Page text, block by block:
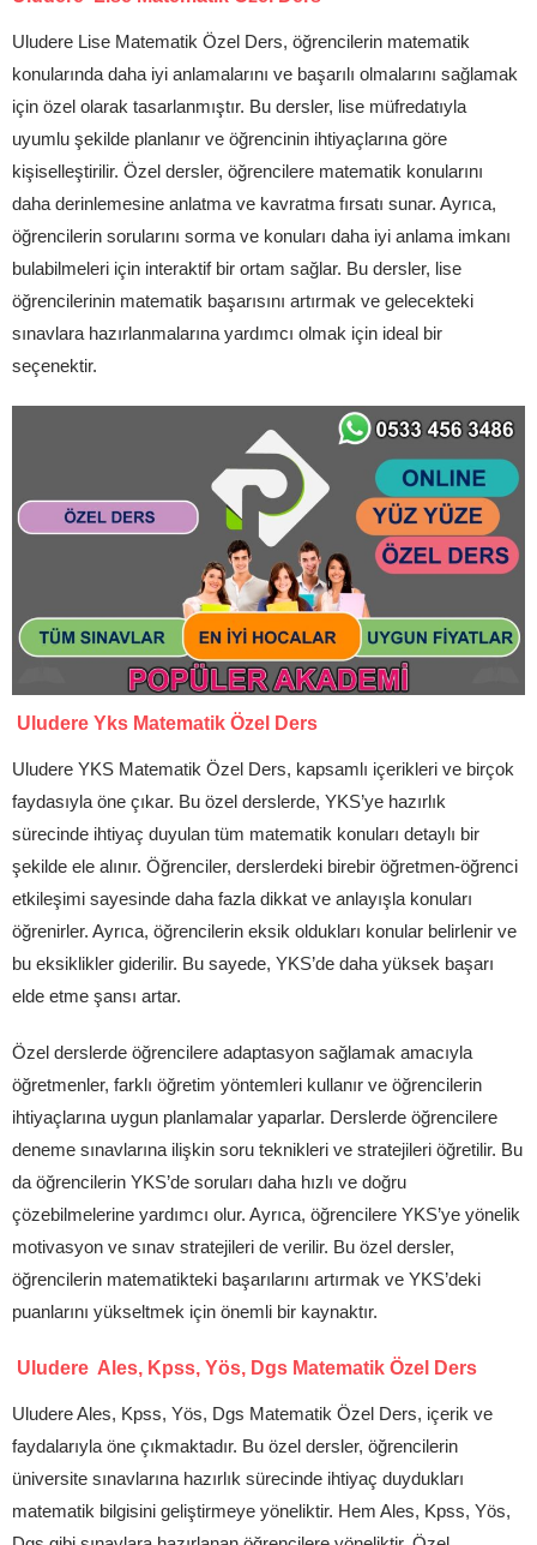
Uludere Lise Matematik Özel Ders, öğrencilerin matematik
konularında daha iyi anlamalarını ve başarılı olmalarını sağlamak
için özel olarak tasarlanmıştır. Bu dersler, lise müfredatıyla
uyumlu şekilde planlanır ve öğrencinin ihtiyaçlarına göre
kişiselleştirilir. Özel dersler, öğrencilere matematik konularını
daha derinlemesine anlatma ve kavratma fırsatı sunar. Ayrıca,
öğrencilerin sorularını sorma ve konuları daha iyi anlama imkanı
bulabilmeleri için interaktif bir ortam sağlar. Bu dersler, lise
öğrencilerinin matematik başarısını artırmak ve gelecekteki
sınavlara hazırlanmalarına yardımcı olmak için ideal bir
seçenektir.
Uludere Yks Matematik Özel Ders
Uludere YKS Matematik Özel Ders, kapsamlı içerikleri ve birçok
faydasıyla öne çıkar. Bu özel derslerde, YKS’ye hazırlık
sürecinde ihtiyaç duyulan tüm matematik konuları detaylı bir
şekilde ele alınır. Öğrenciler, derslerdeki birebir öğretmen-öğrenci
etkileşimi sayesinde daha fazla dikkat ve anlayışla konuları
öğrenirler. Ayrıca, öğrencilerin eksik oldukları konular belirlenir ve
bu eksiklikler giderilir. Bu sayede, YKS’de daha yüksek başarı
elde etme şansı artar.
Özel derslerde öğrencilere adaptasyon sağlamak amacıyla
öğretmenler, farklı öğretim yöntemleri kullanır ve öğrencilerin
ihtiyaçlarına uygun planlamalar yaparlar. Derslerde öğrencilere
deneme sınavlarına ilişkin soru teknikleri ve stratejileri öğretilir. Bu
da öğrencilerin YKS’de soruları daha hızlı ve doğru
çözebilmelerine yardımcı olur. Ayrıca, öğrencilere YKS’ye yönelik
motivasyon ve sınav stratejileri de verilir. Bu özel dersler,
öğrencilerin matematikteki başarılarını artırmak ve YKS’deki
puanlarını yükseltmek için önemli bir kaynaktır.
Uludere Ales, Kpss, Yös, Dgs Matematik Özel Ders
Uludere Ales, Kpss, Yös, Dgs Matematik Özel Ders, içerik ve
faydalarıyla öne çıkmaktadır. Bu özel dersler, öğrencilerin
üniversite sınavlarına hazırlık sürecinde ihtiyaç duydukları
matematik bilgisini geliştirmeye yöneliktir. Hem Ales, Kpss, Yös,